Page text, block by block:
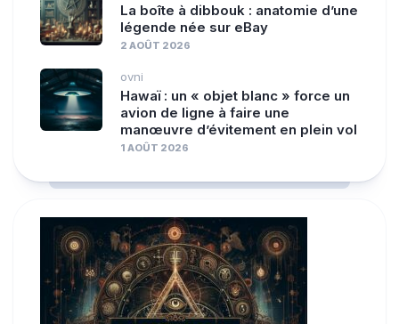
La boîte à dibbouk : anatomie d’une
légende née sur eBay
2 AOÛT 2026
ovni
Hawaï : un « objet blanc » force un
avion de ligne à faire une
manœuvre d’évitement en plein vol
1 AOÛT 2026